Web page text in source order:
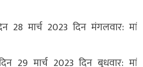
28 मार्च 2023 दिन मंगलवार: मां
29 मार्च 2023 दिन बुधवार: मां